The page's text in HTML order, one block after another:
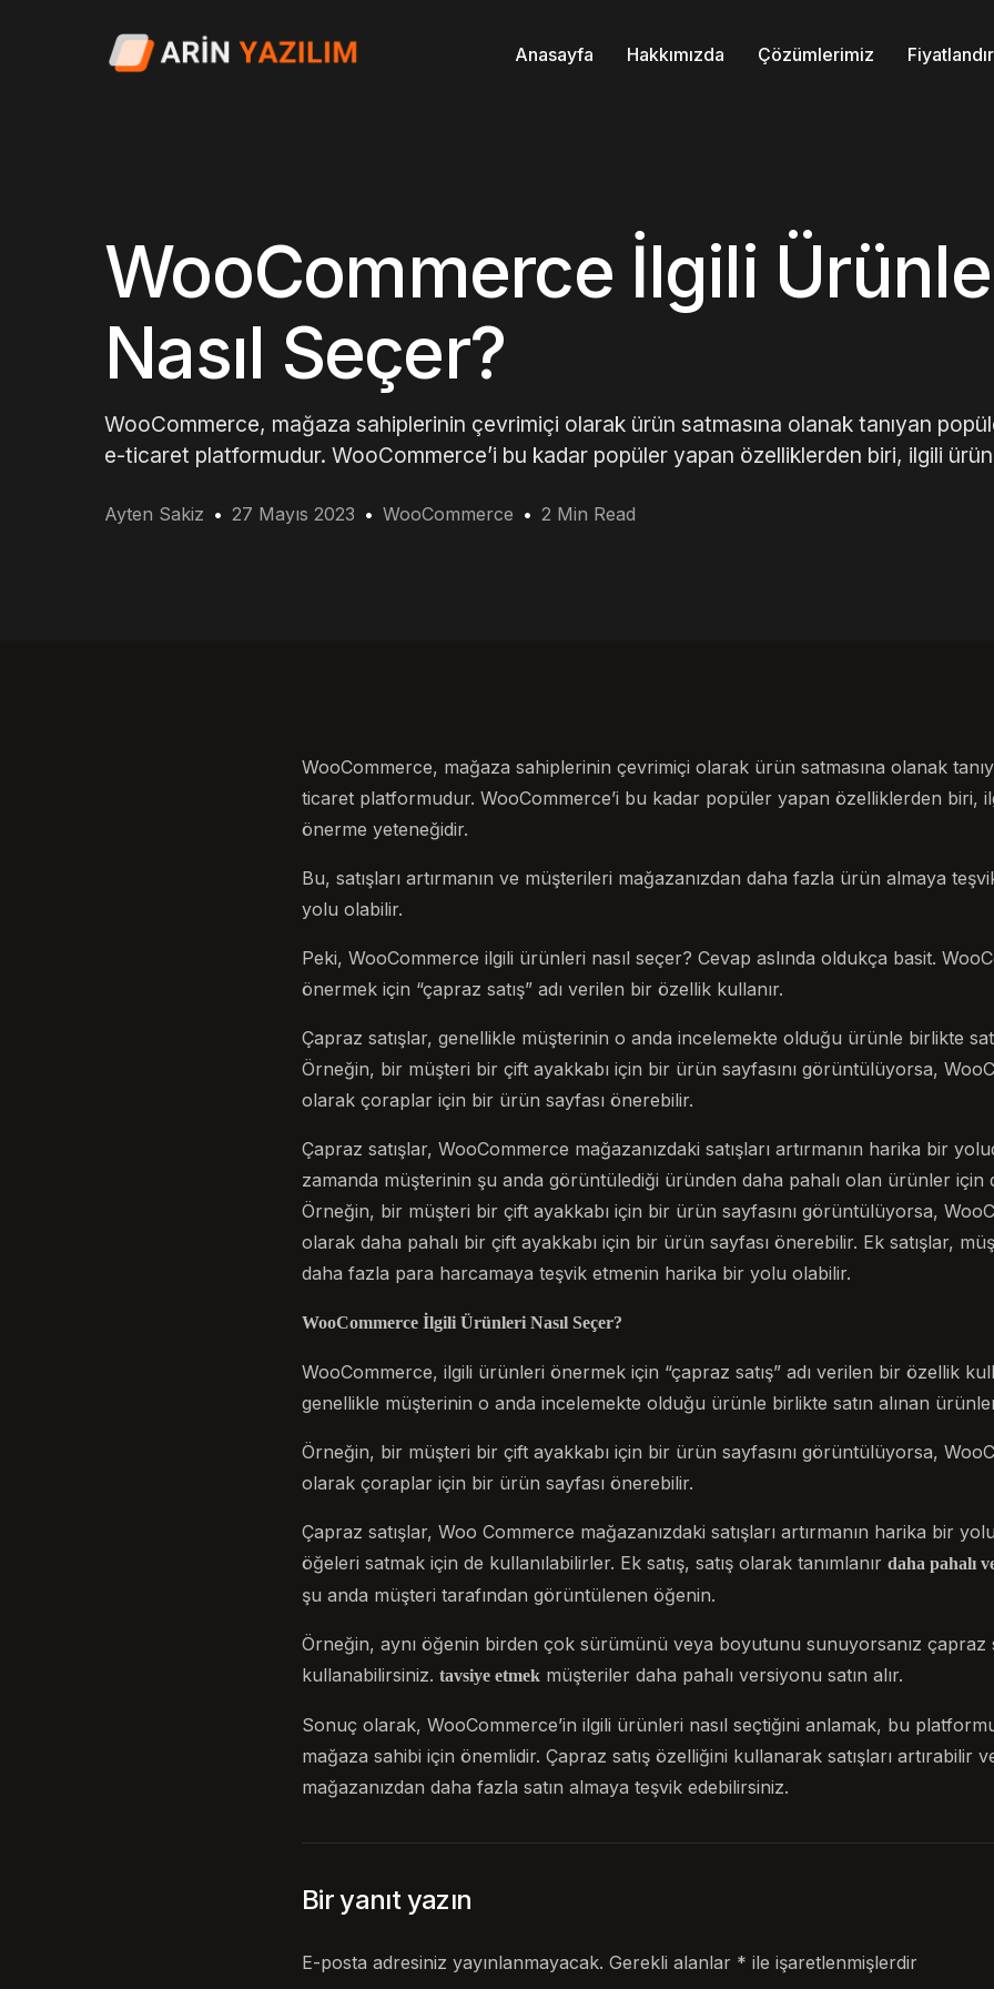
Anasayfa Hakkımızda Çözümlerimiz
WooCommerce İlgili
Nasıl Seçer?
WooCommerce, mağaza sahiplerinin çevrimiçi olarak ürün satmasına olanak tanıyan
e-ticaret platformudur. WooCommerce’i bu kadar popüler yapan özelliklerden biri, ilgili
Ayten Sakiz 27 Mayıs 2023 WooCommerce 2 Min Read
WooCommerce, mağaza sahiplerinin çevrimiçi olarak ürün satmasına olanak
ticaret platformudur. WooCommerce’i bu kadar popüler yapan özelliklerden biri,
önerme yeteneğidir.
Bu, satışları artırmanın ve müşterileri mağazanızdan daha fazla ürün almaya
yolu olabilir.
Peki, WooCommerce ilgili ürünleri nasıl seçer? Cevap aslında oldukça basit.
önermek için “çapraz satış” adı verilen bir özellik kullanır.
Çapraz satışlar, genellikle müşterinin o anda incelemekte olduğu ürünle birlikte
Örneğin, bir müşteri bir çift ayakkabı için bir ürün sayfasını görüntülüyorsa,
olarak çoraplar için bir ürün sayfası önerebilir.
Çapraz satışlar, WooCommerce mağazanızdaki satışları artırmanın harika bir
zamanda müşterinin şu anda görüntülediği üründen daha pahalı olan ürünler için
Örneğin, bir müşteri bir çift ayakkabı için bir ürün sayfasını görüntülüyorsa,
olarak daha pahalı bir çift ayakkabı için bir ürün sayfası önerebilir. Ek satışlar,
daha fazla para harcamaya teşvik etmenin harika bir yolu olabilir.
WooCommerce İlgili Ürünleri Nasıl Seçer?
WooCommerce, ilgili ürünleri önermek için “çapraz satış” adı verilen bir özellik
genellikle müşterinin o anda incelemekte olduğu ürünle birlikte satın alınan
Örneğin, bir müşteri bir çift ayakkabı için bir ürün sayfasını görüntülüyorsa,
olarak çoraplar için bir ürün sayfası önerebilir.
Çapraz satışlar, Woo Commerce mağazanızdaki satışları artırmanın harika bir
öğeleri satmak için de kullanılabilirler. Ek satış, satış olarak tanımlanır daha pahalı
şu anda müşteri tarafından görüntülenen öğenin.
Örneğin, aynı öğenin birden çok sürümünü veya boyutunu sunuyorsanız çapraz
kullanabilirsiniz. tavsiye etmek müşteriler daha pahalı versiyonu satın alır.
Sonuç olarak, WooCommerce’in ilgili ürünleri nasıl seçtiğini anlamak, bu
mağaza sahibi için önemlidir. Çapraz satış özelliğini kullanarak satışları artırabilir
mağazanızdan daha fazla satın almaya teşvik edebilirsiniz.
Bir yanıt yazın
E-posta adresiniz yayınlanmayacak. Gerekli alanlar * ile işaretlenmişlerdir